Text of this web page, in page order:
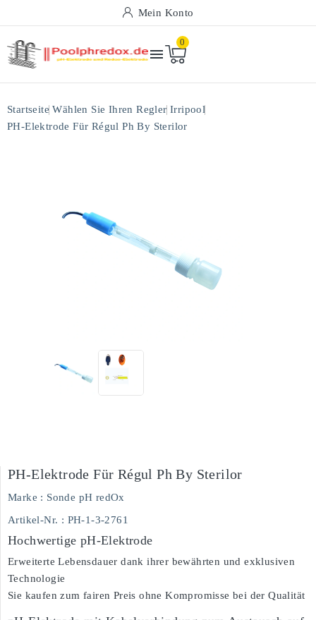
Mein Konto

0
Startseite Wählen Sie Ihren Regler Irripool
PH-Elektrode Für Régul Ph By Sterilor
PH-Elektrode Für Régul Ph By Sterilor
Marke : Sonde pH redOx
Artikel-Nr. : PH-1-3-2761
Hochwertige pH-Elektrode
Erweiterte Lebensdauer dank ihrer bewährten und exklusiven
Technologie
Sie kaufen zum fairen Preis ohne Kompromisse bei der Qualität